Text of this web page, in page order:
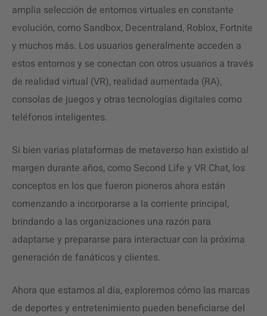
amplia selección de entornos virtuales en constante
evolución, como Sandbox, Decentraland, Roblox, Fortnite
y muchos más. Los usuarios generalmente acceden a
estos entornos y se conectan con otros usuarios a través
de realidad virtual (VR), realidad aumentada (RA),
consolas de juegos y otras tecnologías digitales como
teléfonos inteligentes.
Si bien varias plataformas de metaverso han existido al
margen durante años, como Second Life y VR Chat, los
conceptos en los que fueron pioneros ahora están
comenzando a incorporarse a la corriente principal,
brindando a las organizaciones una razón para
adaptarse y prepararse para interactuar con la próxima
generación de fanáticos y clientes.
Ahora que estamos al día, exploremos cómo las marcas
de deportes y entretenimiento pueden beneficiarse del